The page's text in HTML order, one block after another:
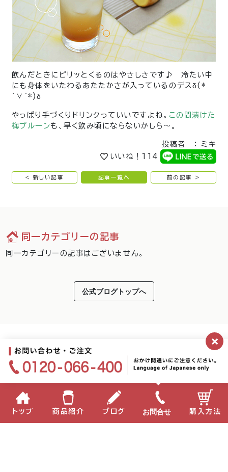
飲んだときにピリッとくるのはやさしさです♪ 冷たい中
にも身体をいたわるあたたかさが入っているのデスδ(*
´∨`*)δ
やっぱり手づくりドリンクっていいですよね。 この間漬けた
梅プルーン も、早く飲み頃にならないかしら～。
投稿者 ： ミキ
いいね！ 114
< 新しい記事 記事一覧へ 前の記事 >
同一カテゴリーの記事
同一カテゴリーの記事はございません。
公式ブログトップへ
×
トップ 商品紹介 ブログ お問合せ 購入方法